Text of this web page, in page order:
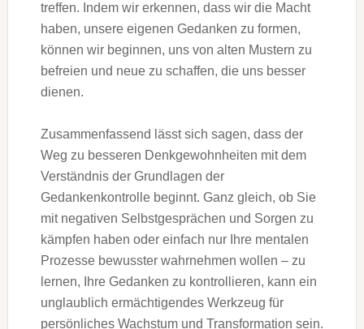
treffen. Indem wir erkennen, dass wir die Macht
haben, unsere eigenen Gedanken zu formen,
können wir beginnen, uns von alten Mustern zu
befreien und neue zu schaffen, die uns besser
dienen.
Zusammenfassend lässt sich sagen, dass der
Weg zu besseren Denkgewohnheiten mit dem
Verständnis der Grundlagen der
Gedankenkontrolle beginnt. Ganz gleich, ob Sie
mit negativen Selbstgesprächen und Sorgen zu
kämpfen haben oder einfach nur Ihre mentalen
Prozesse bewusster wahrnehmen wollen – zu
lernen, Ihre Gedanken zu kontrollieren, kann ein
unglaublich ermächtigendes Werkzeug für
persönliches Wachstum und Transformation sein.